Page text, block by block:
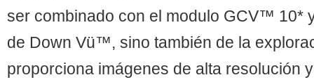
ser combinado con el modulo GCV™ 10*
de Down Vü™, sino también de la
proporciona imágenes de alta resolución